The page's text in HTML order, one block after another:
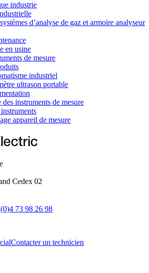
industrie
d’analyse de gaz et armoire analyseur
en usine
de mesure
industriel
ultrason portable
instruments de mesure
appareil de mesure
Cedex 02
73 98 26 98
Contacter un technicien